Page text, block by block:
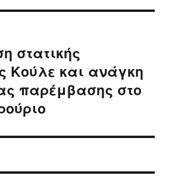
στατικής
Κούλε και ανάγκη
παρέμβασης στο